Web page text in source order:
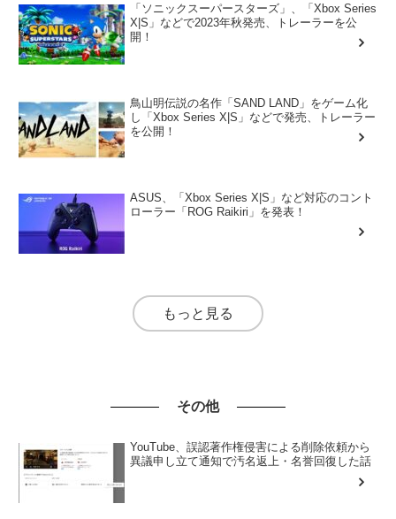
「ソニックスーパースターズ」、「Xbox Series
X|S」などで2023年秋発売、トレーラーを公
開！
鳥山明伝説の名作「SAND LAND」をゲーム化
し「Xbox Series X|S」などで発売、トレーラー
を公開！
ASUS、「Xbox Series X|S」など対応のコント
ローラー「ROG Raikiri」を発表！
もっと見る
その他
YouTube、誤認著作権侵害による削除依頼から
異議申し立て通知で汚名返上・名誉回復した話